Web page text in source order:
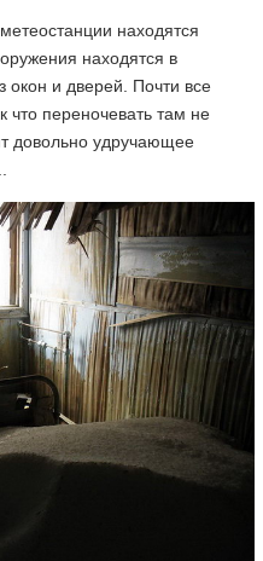
находятся
находятся в
окон и дверей. Почти все
переночевать там не
довольно удручающее